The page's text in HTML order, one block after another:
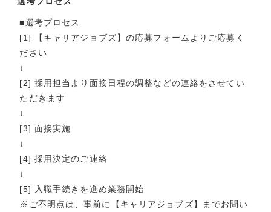
■選考プロセス
[1] 【キャリアジョブズ】の応募フォームよりご応募く
ださい
↓
[2] 採用担当より面接日程の調整などの連絡をさせてい
ただきます
↓
[3] 面接実施
↓
[4] 採用決定のご連絡
↓
[5] 入職手続きを進め業務開始
※ご不明点は、事前に【キャリアジョブズ】までお問い